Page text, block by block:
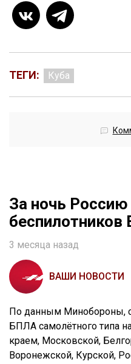
ТЕГИ: Куба
За ночь Россию
беспилотников
3 месяца назад
ВАШИ НОВОСТИ
По данным Минобороны,
БПЛА самолётного типа
краем, Московской,
Воронежской, Курской,